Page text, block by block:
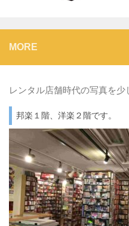
MORE
レンタル店舗時代の写真を少
邦楽１階、洋楽２階です。